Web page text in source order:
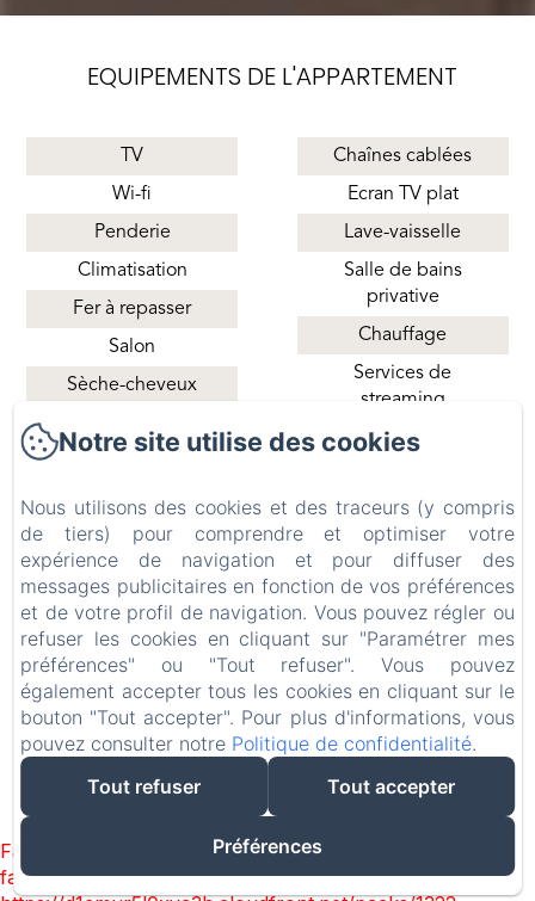
EQUIPEMENTS DE L'APPARTEMENT
TV
Wi-fi
Penderie
Climatisation
Fer à repasser
Salon
Sèche-cheveux
Chaînes cablées
Ecran TV plat
Lave-vaisselle
Salle de bains
privative
Chauffage
Services de
streaming
Lave-linge
TOTO LULU CANNES LUXURY PROPERTIES RENTALS
Accueil
Nos Propriétés en Location
Contact
Nous
Blog
Mentions légales
EN
DE
Failed to load BookingEngine/index: Loading chunk 1322
failed. (missing:
Notre site utilise des cookies
Nous utilisons des cookies et des traceurs (y compris
de tiers) pour comprendre et optimiser votre
expérience de navigation et pour diffuser des
messages publicitaires en fonction de vos préférences
et de votre profil de navigation. Vous pouvez régler ou
refuser les cookies en cliquant sur "Paramétrer mes
préférences" ou "Tout refuser". Vous pouvez
également accepter tous les cookies en cliquant sur le
bouton "Tout accepter". Pour plus d'informations, vous
pouvez consulter notre Politique de confidentialité.
Tout refuser
Tout accepter
Préférences